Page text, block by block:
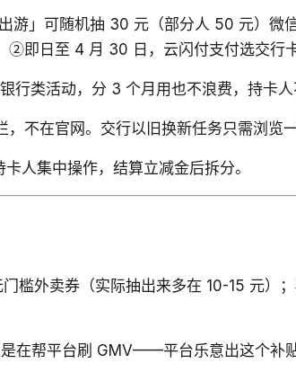
游」可随机抽 30 元（部分人 50 元）微
②即日至 4 月 30 日，云闪付支付选交行
类活动，分 3 个月用也不浪费，持卡
不在官网。交行以旧换新任务只需浏览
人集中操作，结算立减金后拆分。
槛外卖券（实际抽出来多在 10-15 元
在帮平台刷 GMV——平台乐意出这个补